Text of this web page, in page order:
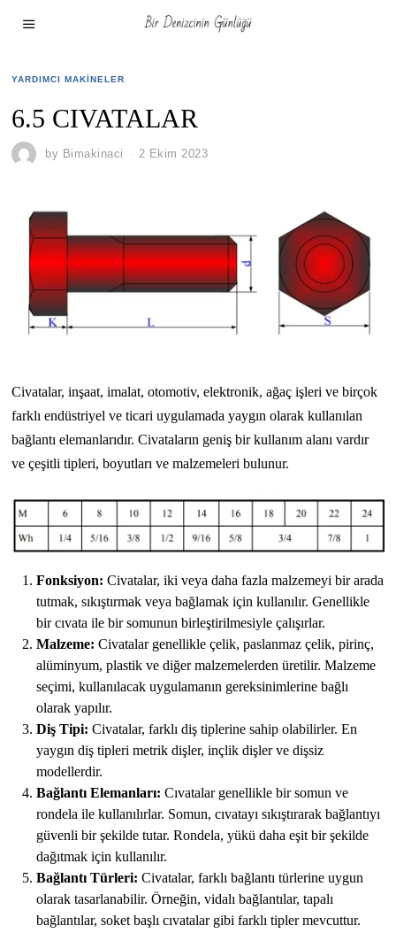
YARDIMCI MAKINELER
6.5 CIVATALAR
by Bimakinaci 2 Ekim 2023
Civatalar, inşaat, imalat, otomotiv, elektronik, ağaç işleri ve birçok
farklı endüstriyel ve ticari uygulamada yaygın olarak kullanılan
bağlantı elemanlarıdır. Civataların geniş bir kullanım alanı vardır
ve çeşitli tipleri, boyutları ve malzemeleri bulunur.
Fonksiyon: Civatalar, iki veya daha fazla malzemeyi bir arada
tutmak, sıkıştırmak veya bağlamak için kullanılır. Genellikle
bir cıvata ile bir somunun birleştirilmesiyle çalışırlar.
Malzeme: Civatalar genellikle çelik, paslanmaz çelik, pirinç,
alüminyum, plastik ve diğer malzemelerden üretilir. Malzeme
seçimi, kullanılacak uygulamanın gereksinimlerine bağlı
olarak yapılır.
Diş Tipi: Civatalar, farklı diş tiplerine sahip olabilirler. En
yaygın diş tipleri metrik dişler, inçlik dişler ve dişsiz
modellerdir.
Bağlantı Elemanları: Cıvatalar genellikle bir somun ve
rondela ile kullanılırlar. Somun, cıvatayı sıkıştırarak bağlantıyı
güvenli bir şekilde tutar. Rondela, yükü daha eşit bir şekilde
dağıtmak için kullanılır.
Bağlantı Türleri: Civatalar, farklı bağlantı türlerine uygun
olarak tasarlanabilir. Örneğin, vidalı bağlantılar, tapalı
bağlantılar, soket başlı cıvatalar gibi farklı tipler mevcuttur.